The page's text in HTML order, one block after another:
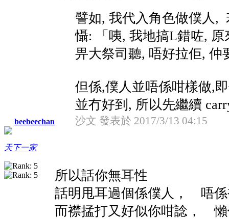
beebeechan
天下一家
譬如, 我代入角色做僕人,
懾: 「咦, 我地搞L錯咗,
畀大祭司聽, 唔好拉佢, 仲
但係,僕人並唔係咁樣做,
並冇好到, 所以先繼續
沙文 發表於 2017/3/13 04:15
所以話你無耳性
話明甩耳過個係僕人， 唔
而襟掹打又好似你咁諗，